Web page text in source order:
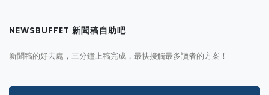
NEWSBUFFET 新聞稿自助吧
新聞稿的好去處，三分鐘上稿完成，最快接觸最多讀者的方案！